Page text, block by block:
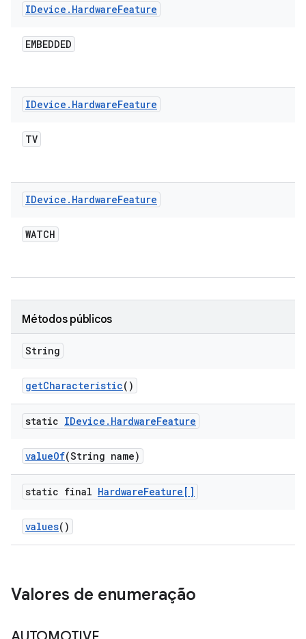
IDevice . HardwareFeature
EMBEDDED
IDevice . HardwareFeature
TV
IDevice . HardwareFeature
WATCH
Métodos públicos
String
getCharacteristic()
static IDevice . HardwareFeature
valueOf(String name)
static final HardwareFeature[]
values()
Valores de enumeração